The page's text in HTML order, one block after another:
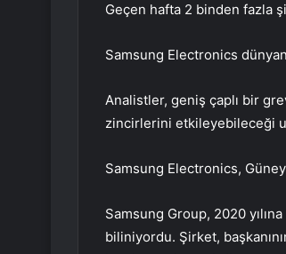
Geçen hafta 2 binden fazla
Samsung Electronics
Analistler, geniş çaplı bir
zincirlerini etkileyebileceği
Samsung Electronics,
Samsung Group, 2020
biliniyordu. Şirket,